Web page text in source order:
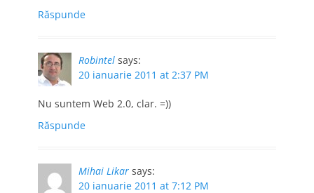
Răspunde
Robintel says:
20 ianuarie 2011 at 2:37 PM
Nu suntem Web 2.0, clar. =))
Răspunde
Mihai Likar says:
20 ianuarie 2011 at 7:12 PM